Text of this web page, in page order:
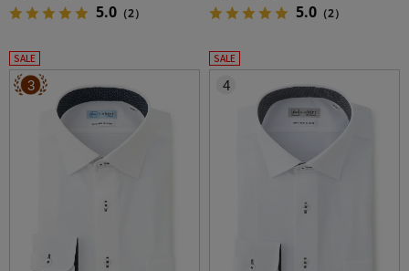
5.0 （2） 5.0 （2）
SALE
3
SALE
4